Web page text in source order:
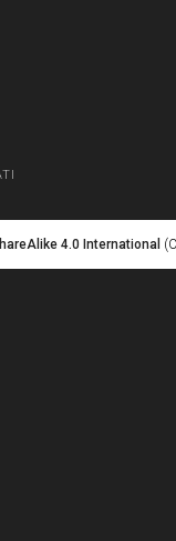
4.0 International